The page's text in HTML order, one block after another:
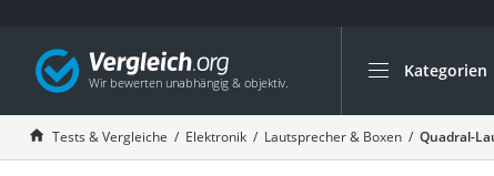
Kategorien
Die beliebtesten
Elektronik
Powerstation
Tests & Vergleiche Elektronik Lautsprecher & Boxen Quadral-